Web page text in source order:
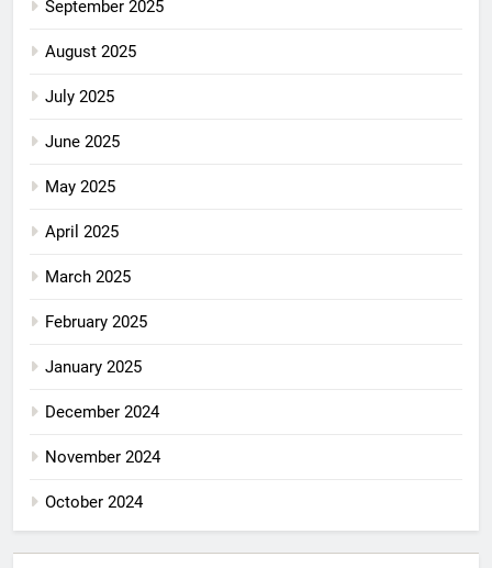
September 2025
August 2025
July 2025
June 2025
May 2025
April 2025
March 2025
February 2025
January 2025
December 2024
November 2024
October 2024